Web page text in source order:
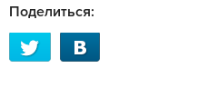
Поделиться: